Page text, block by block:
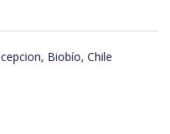
Biobío, Chile